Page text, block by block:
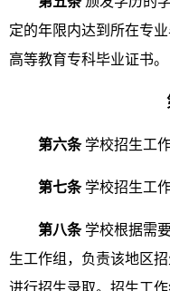
定的年限内达到所在专
高等教育专科毕业证书。
第六条学校招生工
第七条学校招生工
第八条学校根据需
生工作组，负责该地区
进行招生录取。招生工作